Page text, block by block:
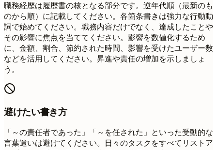
職務経歴は履歴書の核となる部分です。逆年代順（最新のも
のから順）に記載してください。各箇条書きは強力な行動動
詞で始めてください。職務内容だけでなく、達成したことや
その影響に焦点を当ててください。影響を数値化するため
に、金額、割合、節約された時間、影響を受けたユーザー数
などを活用してください。昇進や責任の増加を示しましょ
う。
避けたい書き方
「～の責任者であった」「～を任された」といった受動的な
言葉遣いは避けてください。日々のタスクをすべてリストア